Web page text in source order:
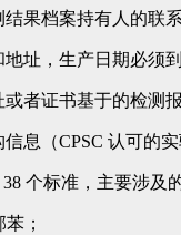
果档案持有人的联
址，生产日期必须
者证书基于的检测报
息（CPSC 认可的
个标准，主要涉及
；